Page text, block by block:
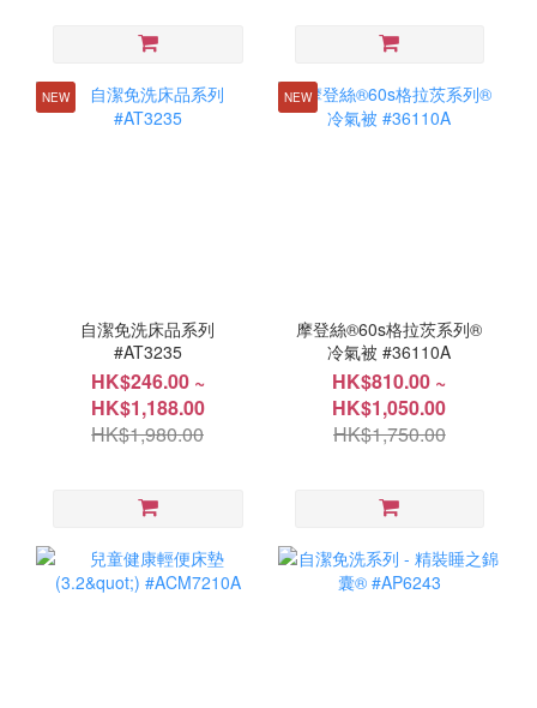
NEW
自潔免洗床品系列
#AT3235
HK$246.00 ~
HK$1,188.00
HK$1,980.00
NEW
摩登絲®60s格拉茨系列®
冷氣被 #36110A
HK$810.00 ~
HK$1,050.00
HK$1,750.00